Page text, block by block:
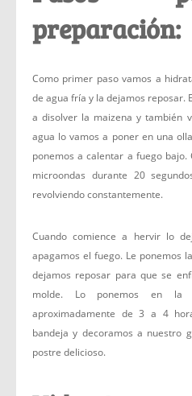
preparación:
Como primer paso vamos a
de agua fría y la dejamos reposar.
a disolver la maizena y también
agua lo vamos a poner en una
ponemos a calentar a fuego
microondas durante 20
revolviendo constantemente.
Cuando comience a hervir lo
apagamos el fuego. Le ponemos
dejamos reposar para que se
molde. Lo ponemos en la
aproximadamente de 3 a 4
bandeja y decoramos a nuestro
postre delicioso.